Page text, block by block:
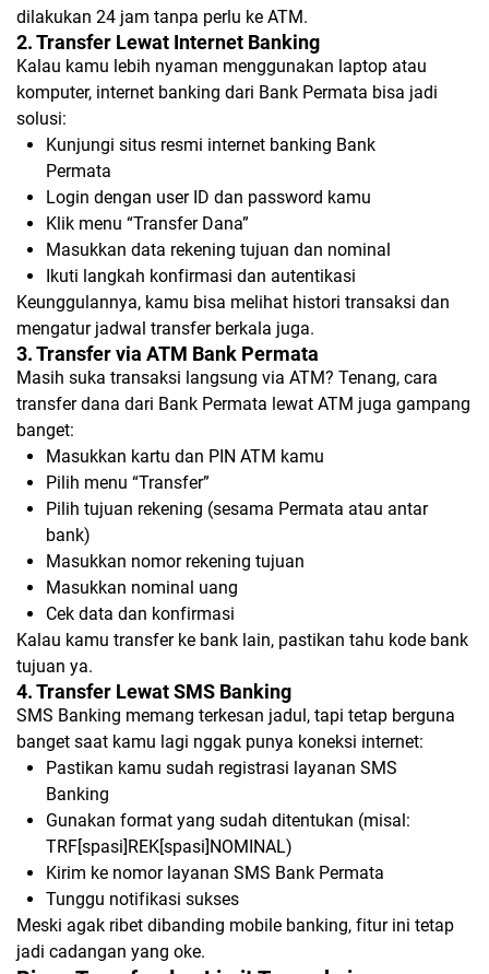
dilakukan 24 jam tanpa perlu ke ATM.
2. Transfer Lewat Internet Banking
Kalau kamu lebih nyaman menggunakan laptop atau
komputer, internet banking dari Bank Permata bisa jadi
solusi:
Kunjungi situs resmi internet banking Bank
Permata
Login dengan user ID dan password kamu
Klik menu “Transfer Dana”
Masukkan data rekening tujuan dan nominal
Ikuti langkah konfirmasi dan autentikasi
Keunggulannya, kamu bisa melihat histori transaksi dan
mengatur jadwal transfer berkala juga.
3. Transfer via ATM Bank Permata
Masih suka transaksi langsung via ATM? Tenang, cara
transfer dana dari Bank Permata lewat ATM juga gampang
banget:
Masukkan kartu dan PIN ATM kamu
Pilih menu “Transfer”
Pilih tujuan rekening (sesama Permata atau antar
bank)
Masukkan nomor rekening tujuan
Masukkan nominal uang
Cek data dan konfirmasi
Kalau kamu transfer ke bank lain, pastikan tahu kode bank
tujuan ya.
4. Transfer Lewat SMS Banking
SMS Banking memang terkesan jadul, tapi tetap berguna
banget saat kamu lagi nggak punya koneksi internet:
Pastikan kamu sudah registrasi layanan SMS
Banking
Gunakan format yang sudah ditentukan (misal:
TRF[spasi]REK[spasi]NOMINAL)
Kirim ke nomor layanan SMS Bank Permata
Tunggu notifikasi sukses
Meski agak ribet dibanding mobile banking, fitur ini tetap
jadi cadangan yang oke.